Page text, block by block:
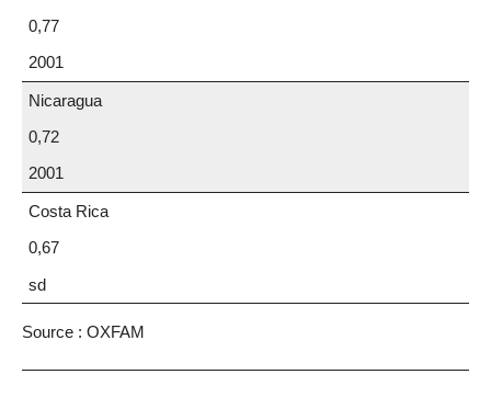
0,77
2001
Nicaragua
0,72
2001
Costa Rica
0,67
sd
Source : OXFAM